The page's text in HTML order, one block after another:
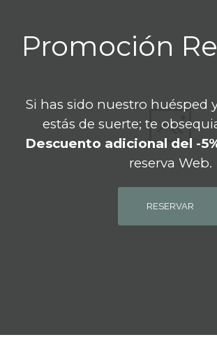
Promoción
Si has sido nuestro huésped
estás de suerte; te
Descuento adicional del -
reserva Web.
RESERVAR